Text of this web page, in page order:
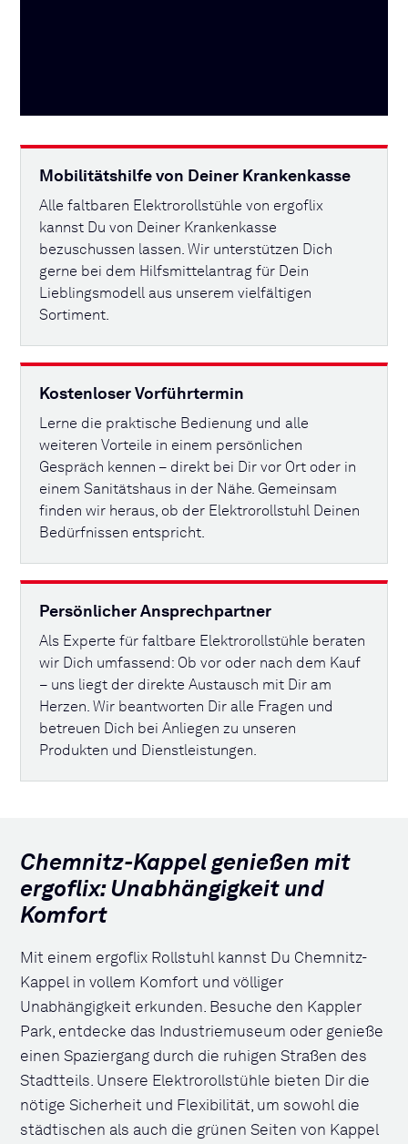
Mobilitätshilfe von Deiner Krankenkasse
Alle faltbaren Elektrorollstühle von ergoflix
kannst Du von Deiner Krankenkasse
bezuschussen lassen. Wir unterstützen Dich
gerne bei dem Hilfsmittelantrag für Dein
Lieblingsmodell aus unserem vielfältigen
Sortiment.
Kostenloser Vorführtermin
Lerne die praktische Bedienung und alle
weiteren Vorteile in einem persönlichen
Gespräch kennen – direkt bei Dir vor Ort oder in
einem Sanitätshaus in der Nähe. Gemeinsam
finden wir heraus, ob der Elektrorollstuhl Deinen
Bedürfnissen entspricht.
Persönlicher Ansprechpartner
Als Experte für faltbare Elektrorollstühle beraten
wir Dich umfassend: Ob vor oder nach dem Kauf
– uns liegt der direkte Austausch mit Dir am
Herzen. Wir beantworten Dir alle Fragen und
betreuen Dich bei Anliegen zu unseren
Produkten und Dienstleistungen.
Chemnitz-Kappel genießen mit
ergoflix: Unabhängigkeit und
Komfort
Mit einem ergoflix Rollstuhl kannst Du Chemnitz-
Kappel in vollem Komfort und völliger
Unabhängigkeit erkunden. Besuche den Kappler
Park, entdecke das Industriemuseum oder genieße
einen Spaziergang durch die ruhigen Straßen des
Stadtteils. Unsere Elektrorollstühle bieten Dir die
nötige Sicherheit und Flexibilität, um sowohl die
städtischen als auch die grünen Seiten von Kappel